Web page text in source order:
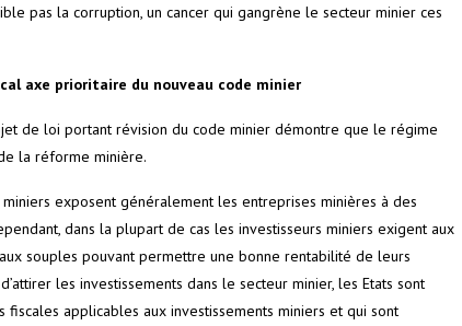
pas la corruption, un cancer qui gangrène le secteur minier ces
axe prioritaire du nouveau code minier
de loi portant révision du code minier démontre que le régime
la réforme minière.
exposent généralement les entreprises minières à des
dans la plupart de cas les investisseurs miniers exigent aux
souples pouvant permettre une bonne rentabilité de leurs
les investissements dans le secteur minier, les Etats sont
fiscales applicables aux investissements miniers et qui sont